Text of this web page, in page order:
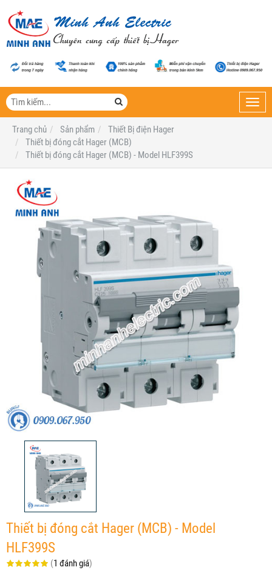
Trang chủ
Sản phẩm
Thiết Bị điện Hager
Thiết bị đóng cắt Hager (MCB)
Thiết bị đóng cắt Hager (MCB) - Model HLF399S
Thiết bị đóng cắt Hager (MCB) - Model
HLF399S
(1 đánh giá)